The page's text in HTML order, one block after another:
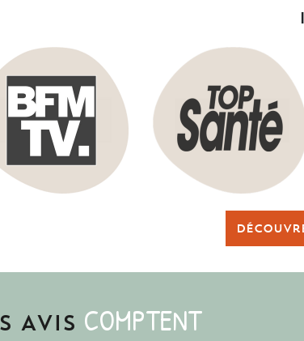
AVIS COMPTENT